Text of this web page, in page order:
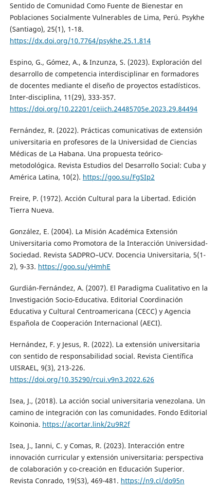
Sentido de Comunidad Como Fuente de Bienestar en
Poblaciones Socialmente Vulnerables de Lima, Perú. Psykhe
(Santiago), 25(1), 1-18.
https://dx.doi.org/10.7764/psykhe.25.1.814
Espino, G., Gómez, A., & Inzunza, S. (2023). Exploración del
desarrollo de competencia interdisciplinar en formadores
de docentes mediante el diseño de proyectos estadísticos.
Inter-disciplina, 11(29), 333-357.
https://doi.org/10.22201/ceiich.24485705e.2023.29.84494
Fernández, R. (2022). Prácticas comunicativas de extensión
universitaria en profesores de la Universidad de Ciencias
Médicas de La Habana. Una propuesta teórico-
metodológica. Revista Estudios del Desarrollo Social: Cuba y
América Latina, 10(2). https://goo.su/FgSIp2
Freire, P. (1972). Acción Cultural para la Libertad. Edición
Tierra Nueva.
González, E. (2004). La Misión Académica Extensión
Universitaria como Promotora de la Interacción Universidad-
Sociedad. Revista SADPRO–UCV. Docencia Universitaria, 5(1-
2), 9-33. https://goo.su/yHmhE
Gurdián-Fernández, A. (2007). El Paradigma Cualitativo en la
Investigación Socio-Educativa. Editorial Coordinación
Educativa y Cultural Centroamericana (CECC) y Agencia
Española de Cooperación Internacional (AECI).
Hernández, F. y Jesus, R. (2022). La extensión universitaria
con sentido de responsabilidad social. Revista Científica
UISRAEL, 9(3), 213-226.
https://doi.org/10.35290/rcui.v9n3.2022.626
Isea, J., (2018). La acción social universitaria venezolana. Un
camino de integración con las comunidades. Fondo Editorial
Koinonia. https://acortar.link/2u9R2f
Isea, J., Ianni, C. y Comas, R. (2023). Interacción entre
innovación curricular y extensión universitaria: perspectiva
de colaboración y co-creación en Educación Superior.
Revista Conrado, 19(S3), 469-481. https://n9.cl/do95n